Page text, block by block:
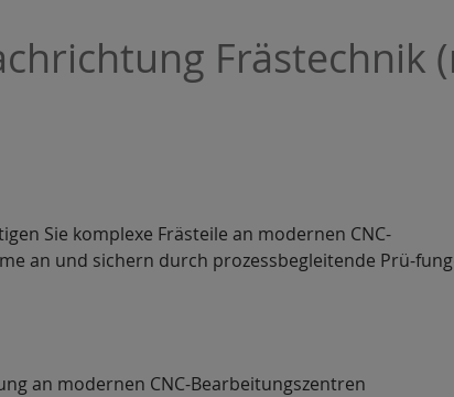
Sie komplexe Frästeile an modernen CNC-
an und sichern durch prozessbegleitende Prü-
an modernen CNC-Bearbeitungszentren